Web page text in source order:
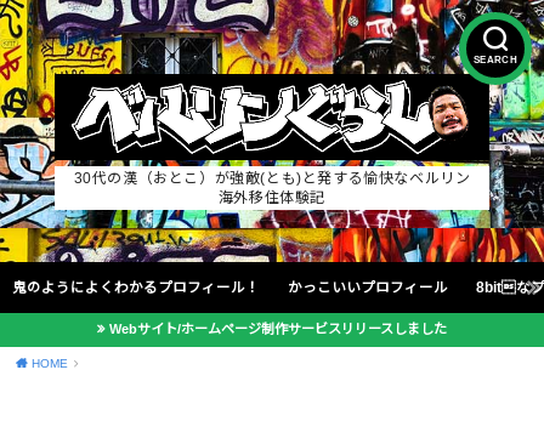
SEARCH
30代の漢（おとこ）が強敵(とも)と発する愉快なベルリン
海外移住体験記
鬼のようによくわかるプロフィール！ かっこいいプロフィール 8bitな
Webサイト/ホームページ制作サービスリリースしました
HOME